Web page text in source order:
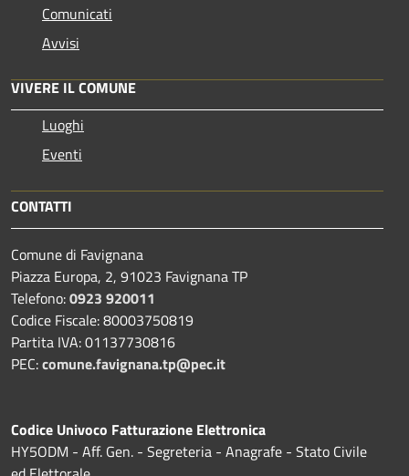
Comunicati
Avvisi
VIVERE IL COMUNE
Luoghi
Eventi
CONTATTI
Comune di Favignana
Piazza Europa, 2, 91023 Favignana TP
Telefono:0923 920011
Codice Fiscale: 80003750819
Partita IVA: 01137730816
PEC:comune.favignana.tp@pec.it
Codice Univoco Fatturazione Elettronica
HY5ODM - Aff. Gen. - Segreteria - Anagrafe - Stato Civile